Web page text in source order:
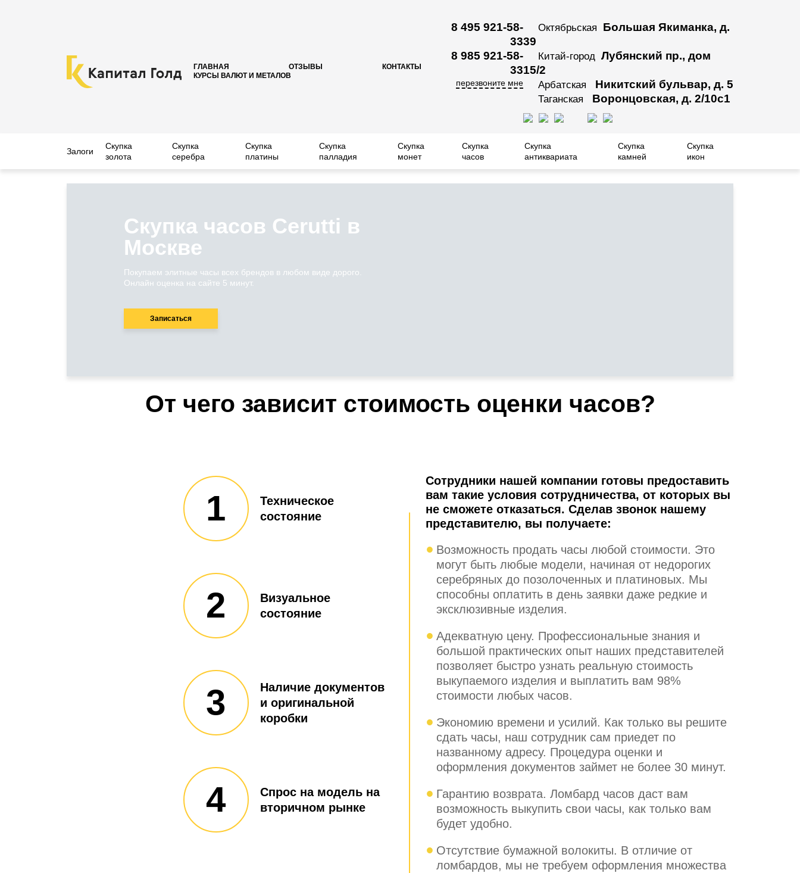
ГЛАВНАЯ ОТЗЫВЫ
КОНТАКТЫ
КУРСЫ ВАЛЮТ И МЕТАЛОВ
8 495 921-58-
33
8 985 921-58-
33
перезвоните мне
Октябрьская
Большая Якиманка, д.
39
Китай-город Лубянский пр., дом
15/2
Арбатская Никитский бульвар, д. 5
Таганская Воронцовская, д. 2/10с1
Залоги
Скупка
золота
Скупка
серебра
Скупка
платины
Скупка
палладия
Скупка
монет
Скупка
часов
Скупка
антиквариата
Скупка
камней
Скупка
икон
Скупка часов Cerutti в
Москве
Покупаем элитные часы всех брендов в любом виде дорого.
Онлайн оценка на сайте 5 минут.
Записаться
От чего зависит стоимость оценки часов?
1
Техническое
состояние
2
Визуальное
состояние
3
Наличие документов
и оригинальной
коробки
4
Спрос на модель на
вторичном рынке
Сотрудники нашей компании готовы предоставить
вам такие условия сотрудничества, от которых вы
не сможете отказаться. Сделав звонок нашему
представителю, вы получаете:
Возможность продать часы любой стоимости. Это
могут быть любые модели, начиная от недорогих
серебряных до позолоченных и платиновых. Мы
способны оплатить в день заявки даже редкие и
эксклюзивные изделия.
Адекватную цену. Профессиональные знания и
большой практических опыт наших представителей
позволяет быстро узнать реальную стоимость
выкупаемого изделия и выплатить вам 98%
стоимости любых часов.
Экономию времени и усилий. Как только вы решите
сдать часы, наш сотрудник сам приедет по
названному адресу. Процедура оценки и
оформления документов займет не более 30 минут.
Гарантию возврата. Ломбард часов даст вам
возможность выкупить свои часы, как только вам
будет удобно.
Отсутствие бумажной волокиты. В отличие от
ломбардов, мы не требуем оформления множества